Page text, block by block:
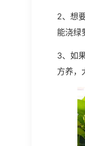
2、想
能浇绿
3、如
方养，